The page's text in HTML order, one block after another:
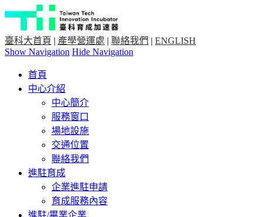
臺科大首頁 | 產學營運處 | 聯絡我們 | ENGLISH
Show Navigation Hide Navigation
首頁
中心介紹
中心簡介
服務窗口
場地設施
交通位置
聯絡我們
進駐育成
企業進駐申請
育成服務內容
進駐/畢業企業